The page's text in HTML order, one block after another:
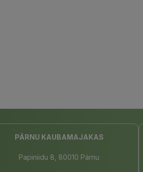
PÄRNU KAUBAMAJAKAS
Papiniidu 8, 80010 Pärnu